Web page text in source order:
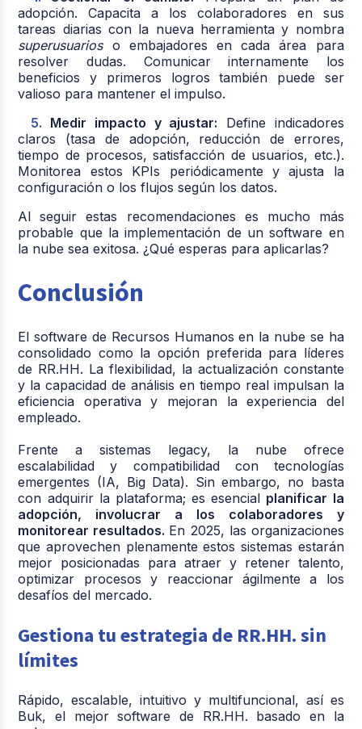
adopción. Capacita a los colaboradores en sus
tareas diarias con la nueva herramienta y nombra
superusuarioso embajadores en cada área para
resolver dudas. Comunicar internamente los
beneficios y primeros logros también puede ser
valioso para mantener el impulso.
Medir impacto y ajustar: Define indicadores
claros (tasa de adopción, reducción de errores,
tiempo de procesos, satisfacción de usuarios, etc.).
Monitorea estos KPIs periódicamente y ajusta la
configuración o los flujos según los datos.
Al seguir estas recomendaciones es mucho más
probable que la implementación de un software en
la nube sea exitosa. ¿Qué esperas para aplicarlas?
Conclusión
El software de Recursos Humanos en la nube se ha
consolidado como la opción preferida para líderes
de RR.HH. La flexibilidad, la actualización constante
y la capacidad de análisis en tiempo real impulsan la
eficiencia operativa y mejoran la experiencia del
empleado.
Frente a sistemas legacy, la nube ofrece
escalabilidad y compatibilidad con tecnologías
emergentes (IA, Big Data). Sin embargo, no basta
con adquirir la plataforma; es esencial planificar la
adopción, involucrar a los colaboradores y
monitorear resultados. En 2025, las organizaciones
que aprovechen plenamente estos sistemas estarán
mejor posicionadas para atraer y retener talento,
optimizar procesos y reaccionar ágilmente a los
desafíos del mercado.
Gestiona tu estrategia de RR.HH. sin
límites
Rápido, escalable, intuitivo y multifuncional, así es
Buk, el mejor software de RR.HH. basado en la